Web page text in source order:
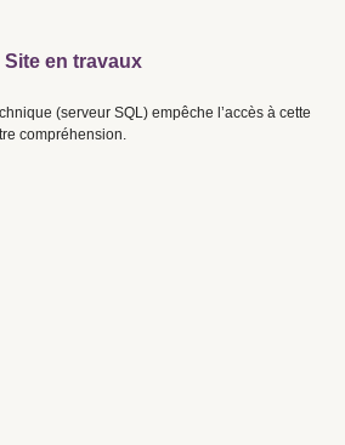
Site en travaux
(serveur SQL) empêche l’accès à cette
compréhension.